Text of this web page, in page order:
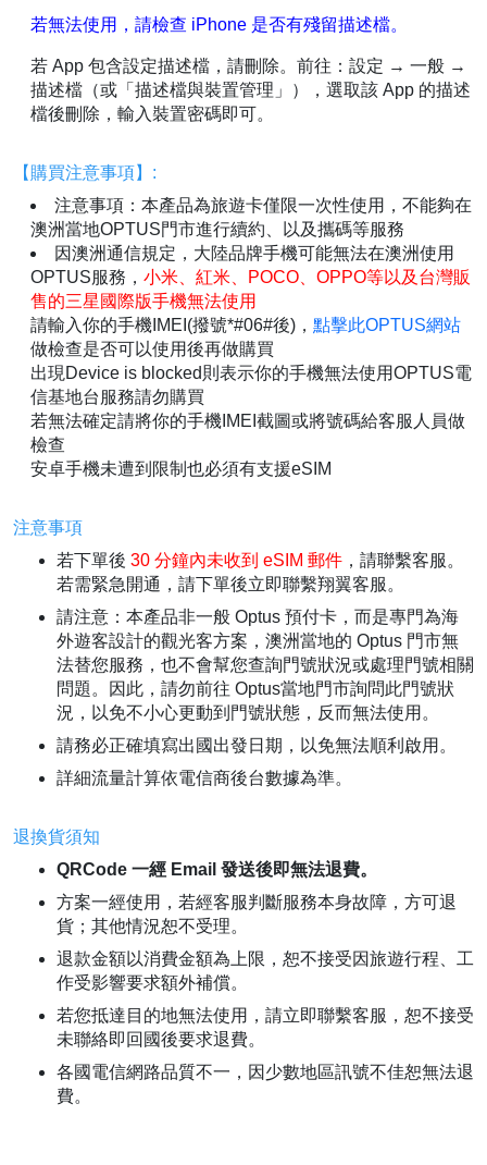
若無法使用，請檢查 iPhone 是否有殘留描述檔。
若 App 包含設定描述檔，請刪除。前往：設定 → 一般 →
描述檔（或「描述檔與裝置管理」），選取該 App 的描述
檔後刪除，輸入裝置密碼即可。
【購買注意事項】:
注意事項：本產品為旅遊卡僅限一次性使用，不能夠在
澳洲當地OPTUS門市進行續約、以及攜碼等服務
因澳洲通信規定，大陸品牌手機可能無法在澳洲使用
OPTUS服務， 小米、紅米、POCO、OPPO等以及台灣販
售的三星國際版手機無法使用
請輸入你的手機IMEI(撥號*#06#後)， 點擊此OPTUS網站
做檢查是否可以使用後再做購買
出現Device is blocked則表示你的手機無法使用OPTUS電
信基地台服務請勿購買
若無法確定請將你的手機IMEI截圖或將號碼給客服人員做
檢查
安卓手機未遭到限制也必須有支援eSIM
注意事項
若下單後 30 分鐘內未收到 eSIM 郵件 ，請聯繫客服。
若需緊急開通，請下單後立即聯繫翔翼客服。
請注意：本產品非一般 Optus 預付卡，而是專門為海
外遊客設計的觀光客方案，澳洲當地的 Optus 門市無
法替您服務，也不會幫您查詢門號狀況或處理門號相關
問題。因此，請勿前往 Optus當地門市詢問此門號狀
況，以免不小心更動到門號狀態，反而無法使用。
請務必正確填寫出國出發日期，以免無法順利啟用。
詳細流量計算依電信商後台數據為準。
退換貨須知
QRCode 一經 Email 發送後即無法退費。
方案一經使用，若經客服判斷服務本身故障，方可退
貨；其他情況恕不受理。
退款金額以消費金額為上限，恕不接受因旅遊行程、工
作受影響要求額外補償。
若您抵達目的地無法使用，請立即聯繫客服，恕不接受
未聯絡即回國後要求退費。
各國電信網路品質不一，因少數地區訊號不佳恕無法退
費。